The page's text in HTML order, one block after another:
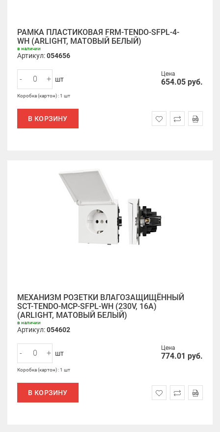
РАМКА ПЛАСТИКОВАЯ FRM-TENDO-SFPL-4-
WH (ARLIGHT, МАТОВЫЙ БЕЛЫЙ)
в наличии
Артикул:054656
Цена
654.05 руб.
- + шт
Коробка (картон) : 1 шт
В КОРЗИНУ
МЕХАНИЗМ РОЗЕТКИ ВЛАГОЗАЩИЩЁННЫЙ
SCT-TENDO-MCP-SFPL-WH (230V, 16A)
(ARLIGHT, МАТОВЫЙ БЕЛЫЙ)
в наличии
Артикул:054602
Цена
774.01 руб.
- + шт
Коробка (картон) : 1 шт
В КОРЗИНУ